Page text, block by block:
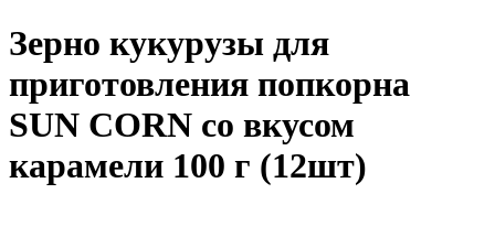
Зерно кукурузы для
приготовления попкорна
SUN CORN со вкусом
карамели 100 г (12шт)